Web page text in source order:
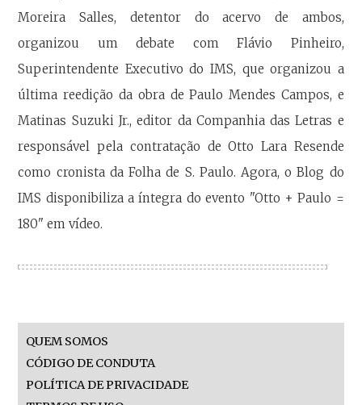
Moreira Salles, detentor do acervo de ambos,
organizou um debate com Flávio Pinheiro,
Superintendente Executivo do IMS, que organizou a
última reedição da obra de Paulo Mendes Campos, e
Matinas Suzuki Jr., editor da Companhia das Letras e
responsável pela contratação de Otto Lara Resende
como cronista da Folha de S. Paulo. Agora, o Blog do
IMS disponibiliza a íntegra do evento "Otto + Paulo =
180" em vídeo.
QUEM SOMOS
CÓDIGO DE CONDUTA
POLÍTICA DE PRIVACIDADE